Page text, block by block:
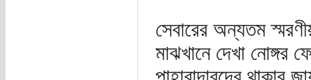
সেবারের অন্যতম
মাঝখানে দেখা নোঙ্গর